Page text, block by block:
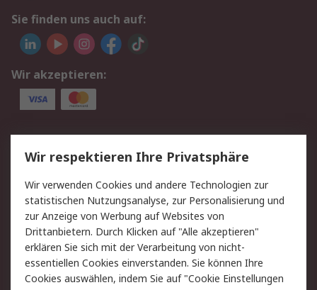
Sie finden uns auch auf:
Wir akzeptieren:
Service
Value Added Services
Lieferlösungen
Rücksendungen
Kontakt
Hilfe
Privatkunden
Rechtliches
AGB
Datenschutz
Wir respektieren Ihre Privatsphäre
Wir verwenden Cookies und andere Technologien zur
statistischen Nutzungsanalyse, zur Personalisierung und
zur Anzeige von Werbung auf Websites von
Drittanbietern. Durch Klicken auf "Alle akzeptieren"
erklären Sie sich mit der Verarbeitung von nicht-
essentiellen Cookies einverstanden. Sie können Ihre
Cookies auswählen, indem Sie auf "Cookie Einstellungen